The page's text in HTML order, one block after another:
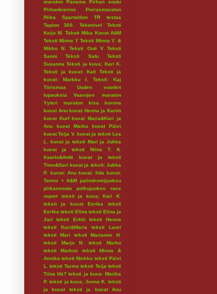
maraton Panama
Pirkan soutu
Pirkankierros
Porrasmaraton
Riika
Spartahlon
TR testaa
Tapion 300.
Tekonivel
Teksti
Keijo M.
Teksti Mika Kuvat A&M
Teksti Minna Y Teksti Minna Y. &
Mikko N.
Teksti Outi V
Teksti
Sanni
Teksti Satu
Teksti
Susanna Teksti ja kuva; Kari K.
Teksti ja kuvat: Kati
Teksti ja
kuvat: Markku I.
Teksti: Kaj
Tiirismaa
Uuden vuoden
lupauksia
Vaarojen maraton
Yyteri maraton
kisa
korona
kuvat Anu kuvat Henna ja Karim
kuvat Kurf kuvat Maria&Kari ja
Anu
kuvat Marko
kuvat Päivi
kuvat Teija V. kuvat ja teksti Lea
L.
kuvat ja teksti Mari ja Jukka
kuvat ja teksti Niina T. ft.
Kaarlo&Antti
kuvat ja teksti
Timo&Sari kuvat ja teksti: Jukka
P.
kuvat: Anu kuvat: Iida kuvat:
Tarmo + A&M palindromijuoksu
pirkansoutu
polkujuoksu
race
report
teksit ja kuva; Kari K.
teksit ja kuvat Eerika
teksti
Eerika teksti Elina teksti Elina ja
Jari
teksti Erkki
teksti Henna
teksti Kari&Maria
teksti Lauri
teksti Mari
teksti Marianne H.
teksti Marjo N.
teksti Marko
teksti Markus
teksti Minna &
Annika teksti Niekku teksti Päivi
L.
teksti Tarmo teksti Teija teksti
Tiina Hä? teksti ja kuva: Marika
P. teksti ja kuva; Jenna K.
teksti
ja kuvat
teksti ja kuvat Anu